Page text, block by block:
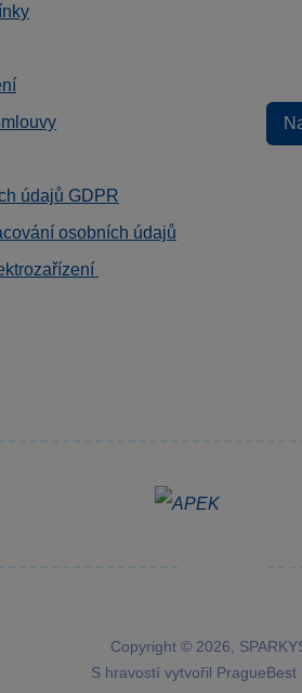
údajů GDPR
osobních údajů
Copyright © 2026,
S hravostí vytvořil PragueBest